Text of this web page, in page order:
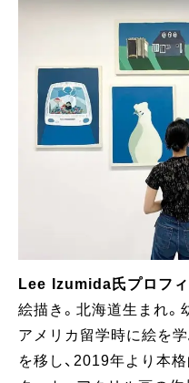
Lee Izumida氏プロフ
絵描き。北海道生まれ。
アメリカ留学時に絵を
を移し、2019年より本